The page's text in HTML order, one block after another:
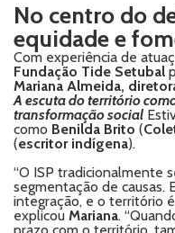
No centro do
equidade e
Com experiência de
Fundação Tide Setubal
Mariana Almeida,
A escuta do território
transformação social
como Benilda Brito (
(escritor indígena).
“O ISP tradicionalmente
segmentação de causas.
integração, e o território
explicou Mariana.